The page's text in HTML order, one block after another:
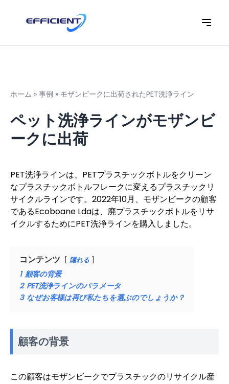
ホーム » 事例 » モザンビークに出荷されたPET洗浄ライン
ペット洗浄ラインがモザンビ
ークに出荷
PET洗浄ラインは、PETプラスチックボトルをクリーン
なプラスチックボトルフレークに変えるプラスチックリ
サイクルラインです。2022年10月、モザンビークの顧客
であるEcoboane Ldaは、廃プラスチックボトルをリサ
イクルするためにPET洗浄ラインを購入しました。
コンテンツ 隠れる
1 顧客の背景
2 PET洗浄ラインのパラメータ
3 なぜお客様は再び私たちを選ぶのでしょうか？
顧客の背景
この顧客はモザンビークでプラスチックのリサイクル産